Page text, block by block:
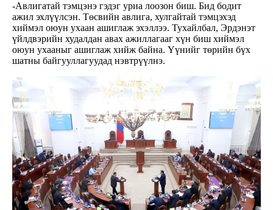
-Авлигатай тэмцэнэ гэдэг уриа лоозон биш. Бид бодит
ажил эхлүүлсэн. Төсвийн авлига, хулгайтай тэмцэхэд
хиймэл оюун ухаан ашиглаж эхэллээ. Тухайлбал, Эрдэнэт
үйлдвэрийн худалдан авах ажиллагааг хүн биш хиймэл
оюун ухааныг ашиглаж хийж байна. Үүнийг төрийн бүх
шатны байгууллагуудад нэвтрүүлнэ.